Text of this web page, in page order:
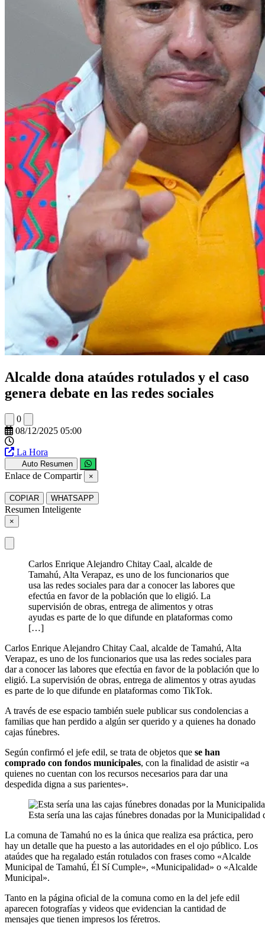
Alcalde dona ataúdes rotulados y el caso
genera debate en las redes sociales
0
08/12/2025 05:00
La Hora
Auto Resumen
Enlace de Compartir ×
COPIAR WHATSAPP
Resumen Inteligente
×
Carlos Enrique Alejandro Chitay Caal, alcalde de
Tamahú, Alta Verapaz, es uno de los funcionarios que
usa las redes sociales para dar a conocer las labores que
efectúa en favor de la población que lo eligió. La
supervisión de obras, entrega de alimentos y otras
ayudas es parte de lo que difunde en plataformas como
[…]
Carlos Enrique Alejandro Chitay Caal, alcalde de Tamahú, Alta
Verapaz, es uno de los funcionarios que usa las redes sociales para
dar a conocer las labores que efectúa en favor de la población que lo
eligió. La supervisión de obras, entrega de alimentos y otras ayudas
es parte de lo que difunde en plataformas como TikTok.
A través de ese espacio también suele publicar sus condolencias a
familias que han perdido a algún ser querido y a quienes ha donado
cajas fúnebres.
Según confirmó el jefe edil, se trata de objetos que se han
comprado con fondos municipales, con la finalidad de asistir «a
quienes no cuentan con los recursos necesarios para dar una
despedida digna a sus parientes».
Esta sería una las cajas fúnebres donadas por la
La comuna de Tamahú no es la única que realiza esa práctica, pero
hay un detalle que ha puesto a las autoridades en el ojo público. Los
ataúdes que ha regalado están rotulados con frases como «Alcalde
Municipal de Tamahú, Él Sí Cumple», «Municipalidad» o «Alcalde
Municipal».
Tanto en la página oficial de la comuna como en la del jefe edil
aparecen fotografías y videos que evidencian la cantidad de
mensajes que tienen impresos los féretros.